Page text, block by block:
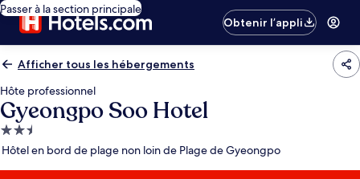
Passer à la section principale
Obtenir l’appli
Afficher tous les hébergements
Hôte professionnel
Gyeongpo Soo Hotel
Hébergement
2.5 étoiles
Hôtel en bord de plage non loin de Plage de Gyeongpo